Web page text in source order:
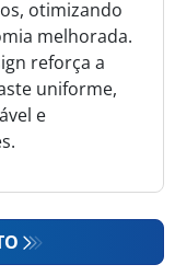
otimizando
melhorada.
reforça a
uniforme,
e